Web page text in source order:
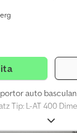
auto
Tip: L-AT 400
totală admisă: 1500